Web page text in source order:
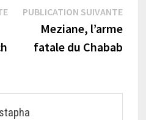
Publication
précédente :
PUBLICATION SUIVANTE
Meziane, l’arme
fatale du Chabab